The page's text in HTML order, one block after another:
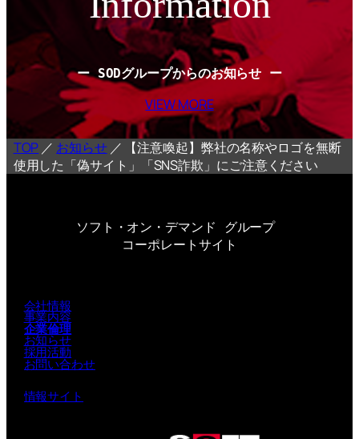
ー SODグループからのお知らせ ー
VIEW MORE
TOP ／ お知らせ／
【注意喚起】弊社の名称やロゴを無断
使用した「偽サイト」「SNS詐欺」にご注意ください
ソフト・オン・デマンド グループ
コーポレートサイト
会社情報
事業内容
企業倫理
お知らせ
採用活動
お問い合わせ
情報サイト